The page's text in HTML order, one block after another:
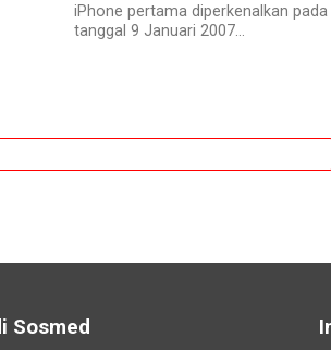
iPhone pertama diperkenalkan pada
tanggal 9 Januari 2007...
Sosmed